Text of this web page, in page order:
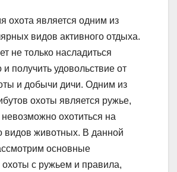
охота является одним из
видов активного отдыха.
не только насладиться
получить удовольствие от
и добычи дичи. Одним из
охоты является ружье,
невозможно охотиться на
видов животных. В данной
основные
охоты с ружьем и правила,